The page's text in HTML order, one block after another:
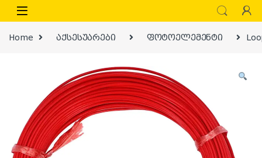
Skip to navigation
Skip to content
Home აქსესუარები ფოტოელემენტი